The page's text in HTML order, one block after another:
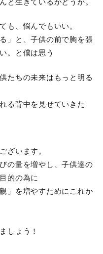
も、悩んでもいい。
」と、子供の前で胸を張
。と僕は思う
たちの未来はもっと明る
る背中を見せていきた
ざいます。
の量を増やし、子供達の
的の為に
」を増やすためにこれか
しょう！